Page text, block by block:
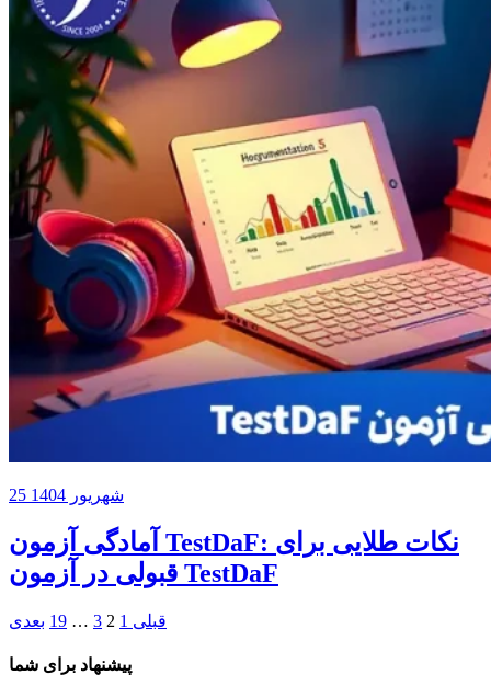
25 شهریور 1404
آمادگی آزمون TestDaF: نکات طلایی برای
قبولی در آزمون TestDaF
قبلی 1
2
3
…
19 بعدی
پیشنهاد برای شما